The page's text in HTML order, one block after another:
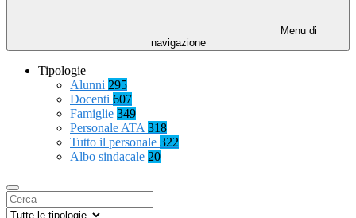
Menu di
navigazione
Tipologie
Alunni 295
Docenti 607
Famiglie 349
Personale ATA 318
Tutto il personale 322
Albo sindacale 20